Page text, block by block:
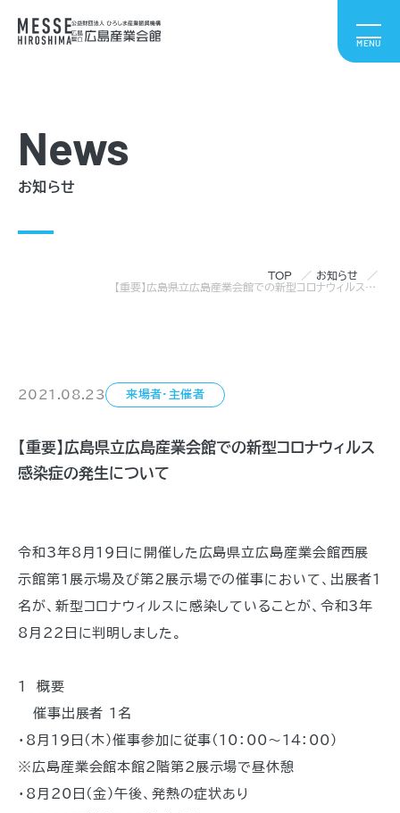
News
お知らせ
TOP
お知らせ
【重要】広島県立広島産業会館での新型コロナウィルス感染症の発生について
2021.08.23 来場者・主催者
【重要】広島県立広島産業会館での新型コロナウィルス
感染症の発生について
令和3年8月19日に開催した広島県立広島産業会館西展
示館第1展示場及び第2展示場での催事において、出展者1
名が、新型コロナウィルスに感染していることが、令和3年
8月22日に判明しました。
1 概要
催事出展者 1名
・8月19日(木)催事参加に従事(10：00～14：00)
※広島産業会館本館2階第2展示場で昼休憩
・8月20日(金)午後、発熱の症状あり